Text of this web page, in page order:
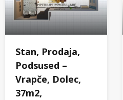
Stan, Prodaja,
Podsused –
Vrapče, Dolec,
37m2,